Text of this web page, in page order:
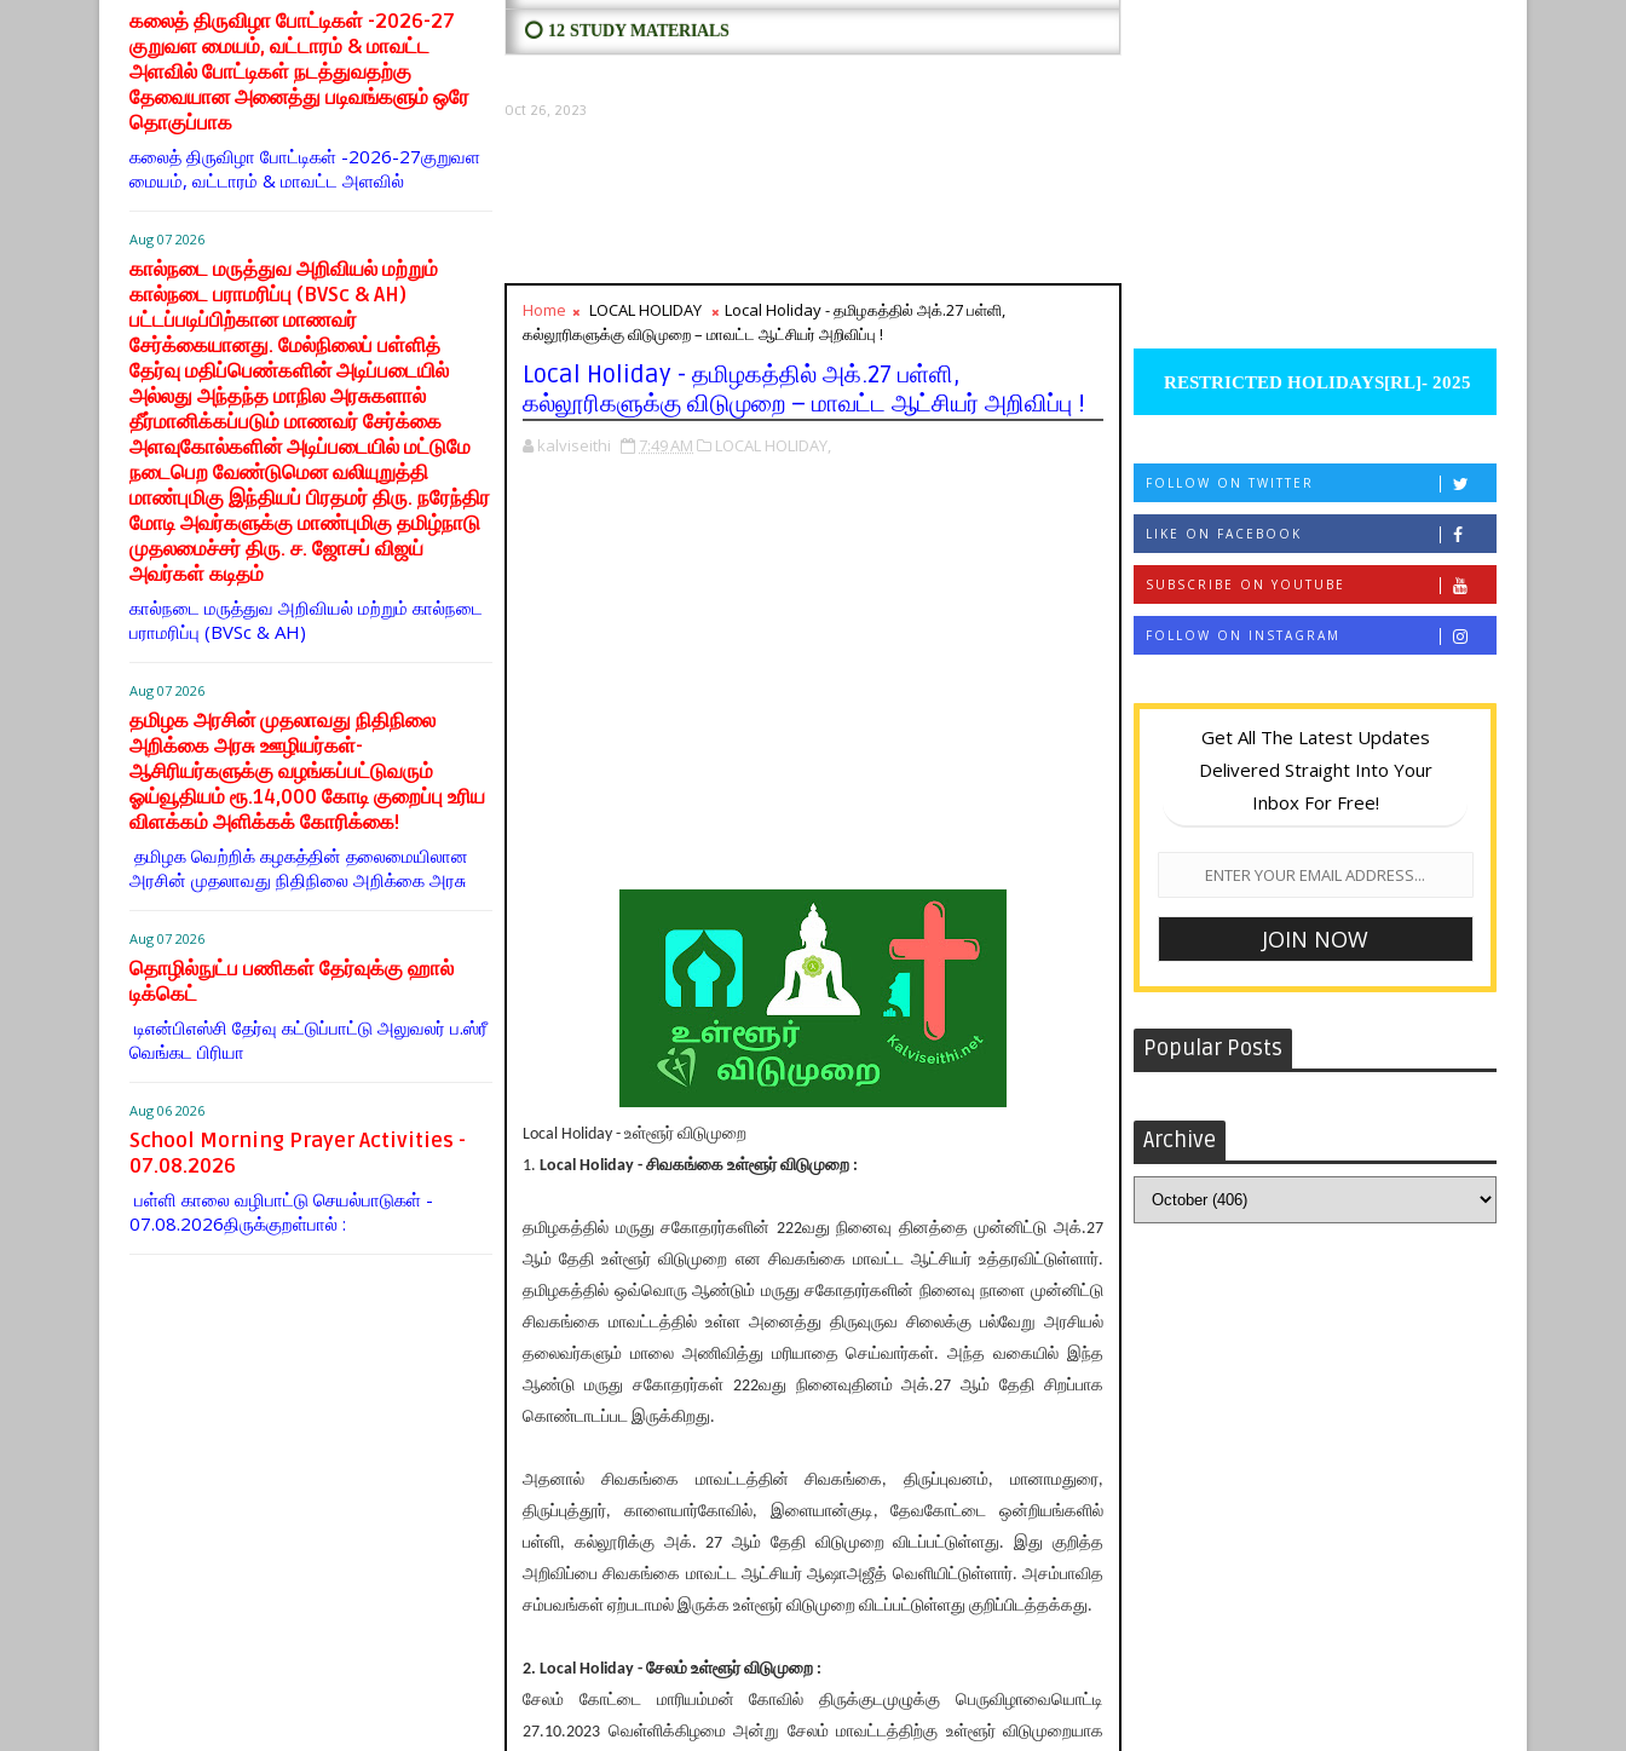
கலைத் திருவிழா போட்டிகள் -2026-27
குறுவள மையம், வட்டாரம் & மாவட்ட
அளவில் போட்டிகள் நடத்துவதற்கு
தேவையான அனைத்து படிவங்களும் ஒரே
தொகுப்பாக
கலைத் திருவிழா போட்டிகள் -2026-27குறுவள
மையம், வட்டாரம் & மாவட்ட அளவில்
Aug 07 2026
கால்நடை மருத்துவ அறிவியல் மற்றும்
கால்நடை பராமரிப்பு (BVSc & AH)
பட்டப்படிப்பிற்கான மாணவர்
சேர்க்கையானது. மேல்நிலைப் பள்ளித்
தேர்வு மதிப்பெண்களின் அடிப்படையில்
அல்லது அந்தந்த மாநில அரசுகளால்
தீர்மானிக்கப்படும் மாணவர் சேர்க்கை
அளவுகோல்களின் அடிப்படையில் மட்டுமே
நடைபெற வேண்டுமென வலியுறுத்தி
மாண்புமிகு இந்தியப் பிரதமர் திரு. நரேந்திர
மோடி அவர்களுக்கு மாண்புமிகு தமிழ்நாடு
முதலமைச்சர் திரு. ச. ஜோசப் விஜய்
அவர்கள் கடிதம்
கால்நடை மருத்துவ அறிவியல் மற்றும் கால்நடை
பராமரிப்பு (BVSc & AH)
Aug 07 2026
தமிழக அரசின் முதலாவது நிதிநிலை
அறிக்கை அரசு ஊழியர்கள்-
ஆசிரியர்களுக்கு வழங்கப்பட்டுவரும்
ஓய்வூதியம் ரூ.14,000 கோடி குறைப்பு உரிய
விளக்கம் அளிக்கக் கோரிக்கை!
தமிழக வெற்றிக் கழகத்தின் தலைமையிலான
அரசின் முதலாவது நிதிநிலை அறிக்கை அரசு
Aug 07 2026
தொழில்நுட்ப பணிகள் தேர்வுக்கு ஹால் ​
டிக்கெட்
டிஎன்​பிஎஸ்சி தேர்வு கட்​டுப்​பாட்டு அலு​வலர் ப.ஸ்ரீ
வெங்கட பிரியா
Aug 06 2026
School Morning Prayer Activities -
07.08.2026
பள்ளி காலை வழிபாட்டு செயல்பாடுகள் -
07.08.2026திருக்குறள்பால் :
⭕ 12 STUDY MATERIALS
Oct 26, 2023
Home LOCAL HOLIDAY
Local Holiday - தமிழகத்தில் அக்.27 பள்ளி,
கல்லூரிகளுக்கு விடுமுறை – மாவட்ட ஆட்சியர் அறிவிப்பு !
Local Holiday - தமிழகத்தில் அக்.27 பள்ளி,
கல்லூரிகளுக்கு விடுமுறை – மாவட்ட ஆட்சியர் அறிவிப்பு !
kalviseithi 7:49 AM LOCAL HOLIDAY,
Local Holiday - உள்ளூர் விடுமுறை
1. Local Holiday - சிவகங்கை உள்ளூர் விடுமுறை :
தமிழகத்தில் மருது சகோதரர்களின் 222வது நினைவு தினத்தை முன்னிட்டு அக்.27
ஆம் தேதி உள்ளூர் விடுமுறை என சிவகங்கை மாவட்ட ஆட்சியர் உத்தரவிட்டுள்ளார்.
தமிழகத்தில் ஒவ்வொரு ஆண்டும் மருது சகோதரர்களின் நினைவு நாளை முன்னிட்டு
சிவகங்கை மாவட்டத்தில் உள்ள அனைத்து திருவுருவ சிலைக்கு பல்வேறு அரசியல்
தலைவர்களும் மாலை அணிவித்து மரியாதை செய்வார்கள். அந்த வகையில் இந்த
ஆண்டு மருது சகோதரர்கள் 222வது நினைவுதினம் அக்.27 ஆம் தேதி சிறப்பாக
கொண்டாடப்பட இருக்கிறது.
அதனால் சிவகங்கை மாவட்டத்தின் சிவகங்கை, திருப்புவனம், மானாமதுரை,
திருப்புத்தூர், காளையார்கோவில், இளையான்குடி, தேவகோட்டை ஒன்றியங்களில்
பள்ளி, கல்லூரிக்கு அக். 27 ஆம் தேதி விடுமுறை விடப்பட்டுள்ளது. இது குறித்த
அறிவிப்பை சிவகங்கை மாவட்ட ஆட்சியர் ஆஷாஅஜீத் வெளியிட்டுள்ளார். அசம்பாவித
சம்பவங்கள் ஏற்படாமல் இருக்க உள்ளூர் விடுமுறை விடப்பட்டுள்ளது குறிப்பிடத்தக்கது.
2. Local Holiday - சேலம் உள்ளூர் விடுமுறை :
சேலம் கோட்டை மாரியம்மன் கோவில் திருக்குடமுழுக்கு பெருவிழாவையொட்டி
27.10.2023 வெள்ளிக்கிழமை அன்று சேலம் மாவட்டத்திற்கு உள்ளூர் விடுமுறையாக
RESTRICTED HOLIDAYS[RL]- 2025
FOLLOW ON TWITTER
LIKE ON FACEBOOK
SUBSCRIBE ON YOUTUBE
FOLLOW ON INSTAGRAM
Get All The Latest Updates
Delivered Straight Into Your
Inbox For Free!
Popular Posts
Archive